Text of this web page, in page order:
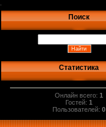
Поиск
Статистика
Онлайн всего:1
Гостей:1
Пользователей:0